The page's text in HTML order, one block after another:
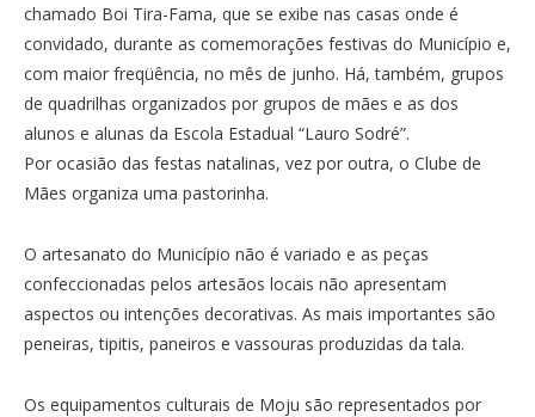
chamado Boi Tira-Fama, que se exibe nas casas onde é
convidado, durante as comemorações festivas do Município e,
com maior freqüência, no mês de junho. Há, também, grupos
de quadrilhas organizados por grupos de mães e as dos
alunos e alunas da Escola Estadual “Lauro Sodré”.
Por ocasião das festas natalinas, vez por outra, o Clube de
Mães organiza uma pastorinha.
O artesanato do Município não é variado e as peças
confeccionadas pelos artesãos locais não apresentam
aspectos ou intenções decorativas. As mais importantes são
peneiras, tipitis, paneiros e vassouras produzidas da tala.
Os equipamentos culturais de Moju são representados por